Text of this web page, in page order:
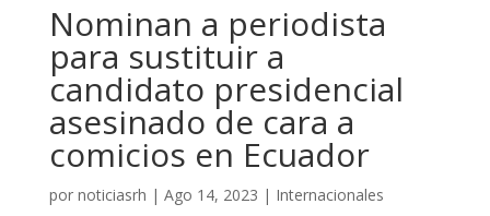
Nominan a periodista
para sustituir a
candidato presidencial
asesinado de cara a
comicios en Ecuador
por noticiasrh | Ago 14, 2023 | Internacionales